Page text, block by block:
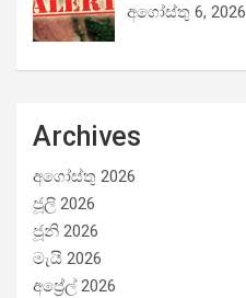
අගෝස්තු 6, 2026
Archives
අගෝස්තු 2026
ජූලි 2026
ජූනි 2026
මැයි 2026
අප්‍රේල් 2026